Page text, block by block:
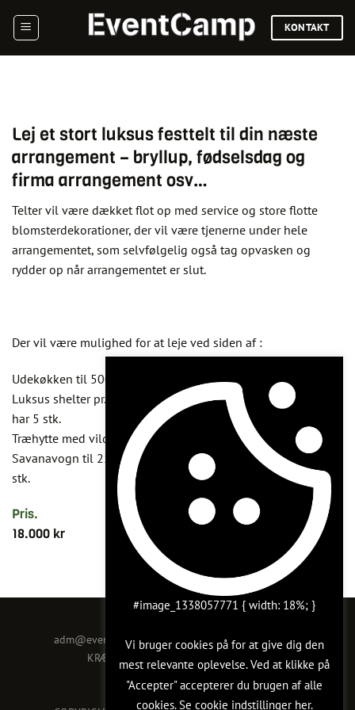
KONTAKT
Lej et stort luksus festtelt til din næste
arrangement – bryllup, fødselsdag og
firma arrangement osv…
Telter vil være dækket flot op med service og store flotte
blomsterdekorationer, der vil være tjenerne under hele
arrangementet, som selvfølgelig også tag opvasken og
rydder op når arrangementet er slut.
Der vil være mulighed for at leje ved siden af :
Udekøkken til 500 kr
Luksus shelter pr. stk 500 kr. Plads til 4-5 sovende gæster. Vi
har 5 stk.
Træhytte med vildsmarksbad 2500 kr. Plads til 4 personer.
Savanavogn til 2500 kr. Plads til 4 sovende gæster, vi har 4
stk.
Pris.
18.000 kr
adm@event-ertebjerggaard.com· +45 61 65 87 09
KRÆNKERUPVEJ 14A, 4200 SLAGELSE
CVR: 25365968
#image_1338057771 { width: 18%; }
Vi bruger cookies på for at give dig den
mest relevante oplevelse. Ved at klikke på
"Accepter" accepterer du brugen af ​​alle
cookies. Se cookie indstillingerher.